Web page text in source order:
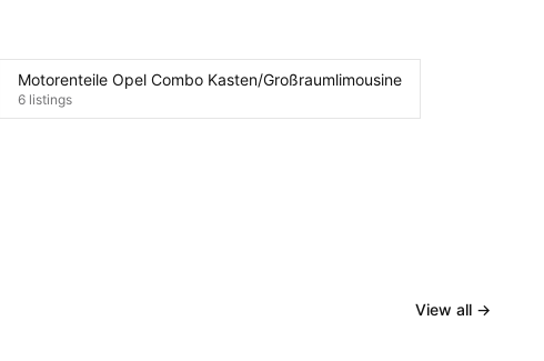
Motorenteile Opel Combo Kasten/Großraumlimousine
6 listings
View all →